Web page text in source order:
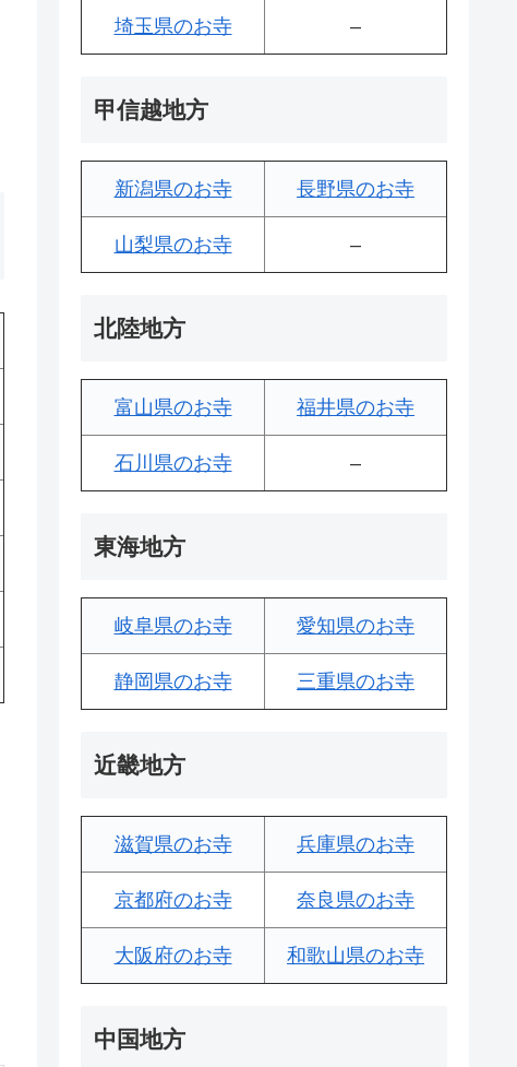
埼玉県のお寺 –
甲信越地方
新潟県のお寺 長野県のお寺
山梨県のお寺 –
北陸地方
富山県のお寺 福井県のお寺
石川県のお寺 –
東海地方
岐阜県のお寺 愛知県のお寺
静岡県のお寺 三重県のお寺
近畿地方
滋賀県のお寺 兵庫県のお寺
京都府のお寺 奈良県のお寺
大阪府のお寺 和歌山県のお寺
中国地方